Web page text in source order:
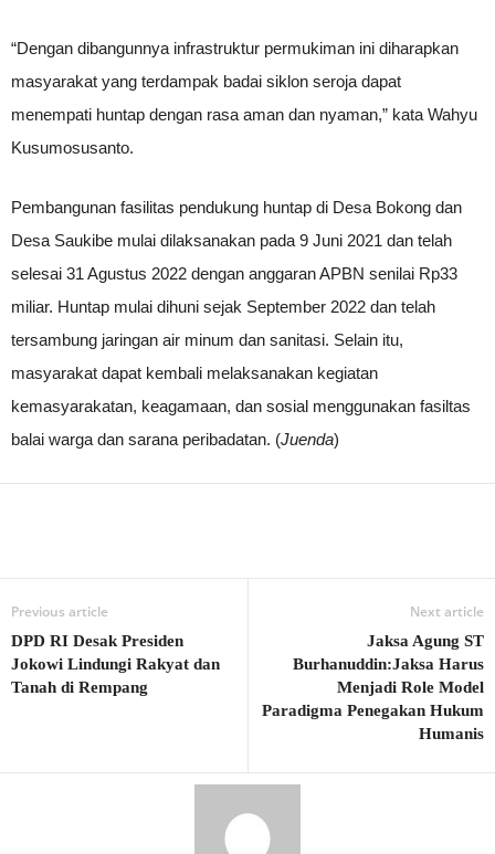
“Dengan dibangunnya infrastruktur permukiman ini diharapkan
masyarakat yang terdampak badai siklon seroja dapat
menempati huntap dengan rasa aman dan nyaman,” kata Wahyu
Kusumosusanto.
Pembangunan fasilitas pendukung huntap di Desa Bokong dan
Desa Saukibe mulai dilaksanakan pada 9 Juni 2021 dan telah
selesai 31 Agustus 2022 dengan anggaran APBN senilai Rp33
miliar. Huntap mulai dihuni sejak September 2022 dan telah
tersambung jaringan air minum dan sanitasi. Selain itu,
masyarakat dapat kembali melaksanakan kegiatan
kemasyarakatan, keagamaan, dan sosial menggunakan fasiltas
balai warga dan sarana peribadatan. (Juenda)
Previous article
DPD RI Desak Presiden
Jokowi Lindungi Rakyat dan
Tanah di Rempang
Next article
Jaksa Agung ST
Burhanuddin:Jaksa Harus
Menjadi Role Model
Paradigma Penegakan Hukum
Humanis